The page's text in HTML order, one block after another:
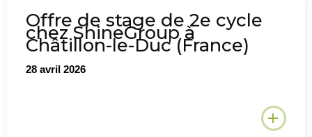
Offre de stage de 2e cycle
chez ShineGroup à
Châtillon-le-Duc (France)
28 avril 2026